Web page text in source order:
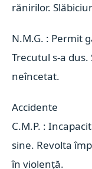
rănirilor.
N.M.G. : Permit
Trecutul s-a
neîncetat.
Accidente
C.M.P. :
sine. Revolta
în violență.